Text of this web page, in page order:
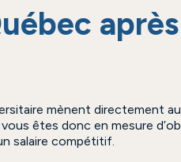
mènent directement
êtes donc en mesure
salaire compétitif.